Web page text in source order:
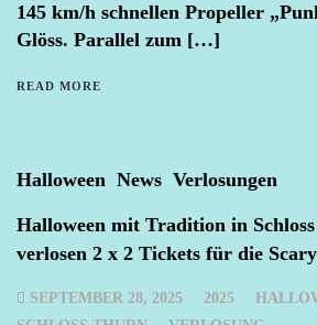
145 km/h schnellen Propeller
Glöss. Parallel zum […]
READ MORE
Halloween News Verlosungen
Halloween mit Tradition in
verlosen 2 x 2 Tickets für die
SEPTEMBER 28, 2025 2025